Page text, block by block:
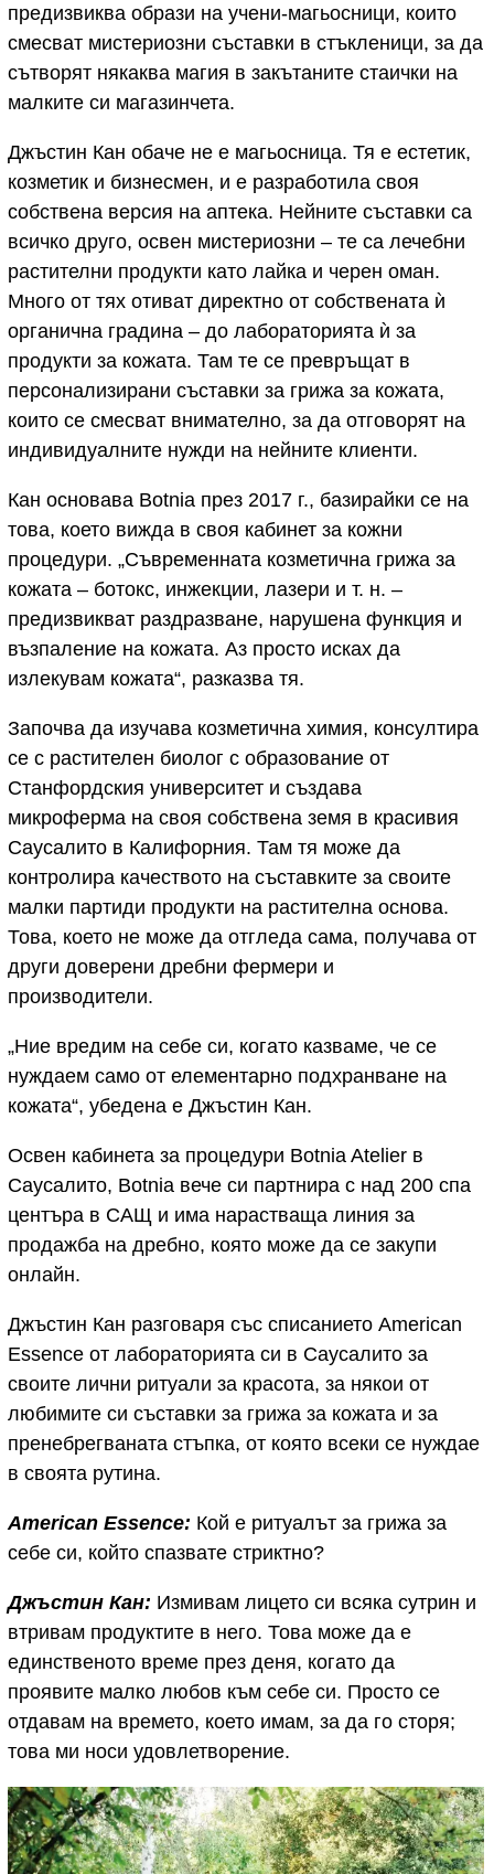
предизвиква образи на учени-магьосници, които
смесват мистериозни съставки в стъкленици, за да
сътворят някаква магия в закътаните стаички на
малките си магазинчета.
Джъстин Кан обаче не е магьосница. Тя е естетик,
козметик и бизнесмен, и е разработила своя
собствена версия на аптека. Нейните съставки са
всичко друго, освен мистериозни – те са лечебни
растителни продукти като лайка и черен оман.
Много от тях отиват директно от собствената ѝ
органична градина – до лабораторията ѝ за
продукти за кожата. Там те се превръщат в
персонализирани съставки за грижа за кожата,
които се смесват внимателно, за да отговорят на
индивидуалните нужди на нейните клиенти.
Кан основава Botnia през 2017 г., базирайки се на
това, което вижда в своя кабинет за кожни
процедури. „Съвременната козметична грижа за
кожата – ботокс, инжекции, лазери и т. н. –
предизвикват раздразване, нарушена функция и
възпаление на кожата. Аз просто исках да
излекувам кожата“, разказва тя.
Започва да изучава козметична химия, консултира
се с растителен биолог с образование от
Станфордския университет и създава
микроферма на своя собствена земя в красивия
Саусалито в Калифорния. Там тя може да
контролира качеството на съставките за своите
малки партиди продукти на растителна основа.
Това, което не може да отгледа сама, получава от
други доверени дребни фермери и
производители.
„Ние вредим на себе си, когато казваме, че се
нуждаем само от елементарно подхранване на
кожата“, убедена е Джъстин Кан.
Освен кабинета за процедури Botnia Atelier в
Саусалито, Botnia вече си партнира с над 200 спа
центъра в САЩ и има нарастваща линия за
продажба на дребно, която може да се закупи
онлайн.
Джъстин Кан разговаря със списанието American
Essence от лабораторията си в Саусалито за
своите лични ритуали за красота, за някои от
любимите си съставки за грижа за кожата и за
пренебрегваната стъпка, от която всеки се нуждае
в своята рутина.
American Essence: Кой е ритуалът за грижа за
себе си, който спазвате стриктно?
Джъстин Кан: Измивам лицето си всяка сутрин и
втривам продуктите в него. Това може да е
единственото време през деня, когато да
проявите малко любов към себе си. Просто се
отдавам на времето, което имам, за да го сторя;
това ми носи удовлетворение.